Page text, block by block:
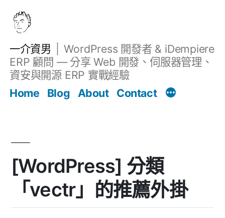
一介資男
WordPress 開發者 & iDempiere
ERP 顧問 — 分享 Web 開發、伺服器管理、
資安與開源 ERP 實戰經驗
Home
Blog About Contact
[WordPress] 分類
「vectr」的推薦外掛
文章